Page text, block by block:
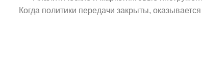
Когда политики передачи закрыты,